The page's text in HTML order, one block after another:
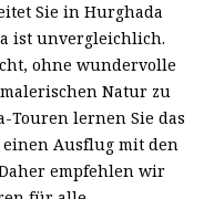
Sie in Hurghada
ist unvergleichlich.
ohne wundervolle
Natur zu
Touren lernen Sie das
Ausflug mit den
empfehlen wir